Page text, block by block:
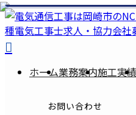
ホーム業務案内施工実績
お問い合わせ
BLOG